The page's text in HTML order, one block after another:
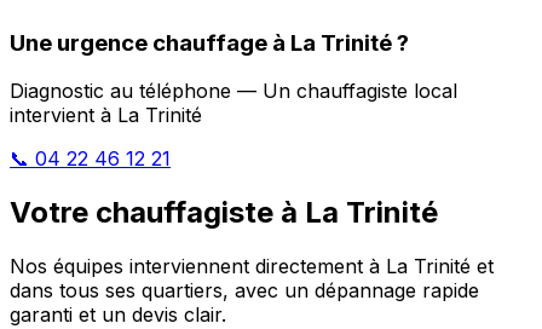
Une urgence chauffage à La Trinité ?
Diagnostic au téléphone — Un chauffagiste local
intervient à La Trinité
📞 04 22 46 12 21
Votre chauffagiste à La Trinité
Nos équipes interviennent directement à La Trinité et
dans tous ses quartiers, avec un dépannage rapide
garanti et un devis clair.